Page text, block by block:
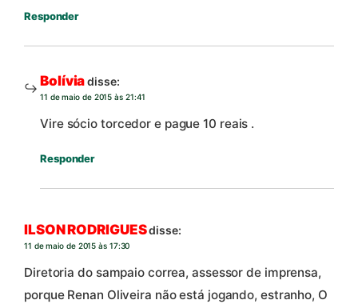
Responder
Bolíviadisse:
11 de maio de 2015 às 21:41
Vire sócio torcedor e pague 10 reais .
Responder
ILSON RODRIGUESdisse:
11 de maio de 2015 às 17:30
Diretoria do sampaio correa, assessor de imprensa,
porque Renan Oliveira não está jogando, estranho, O